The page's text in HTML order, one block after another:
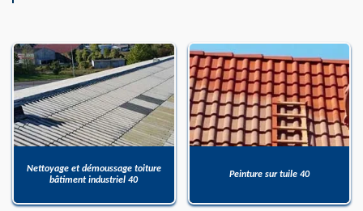
Nettoyage et démoussage toiture
bâtiment industriel 40
Peinture sur tuile 40